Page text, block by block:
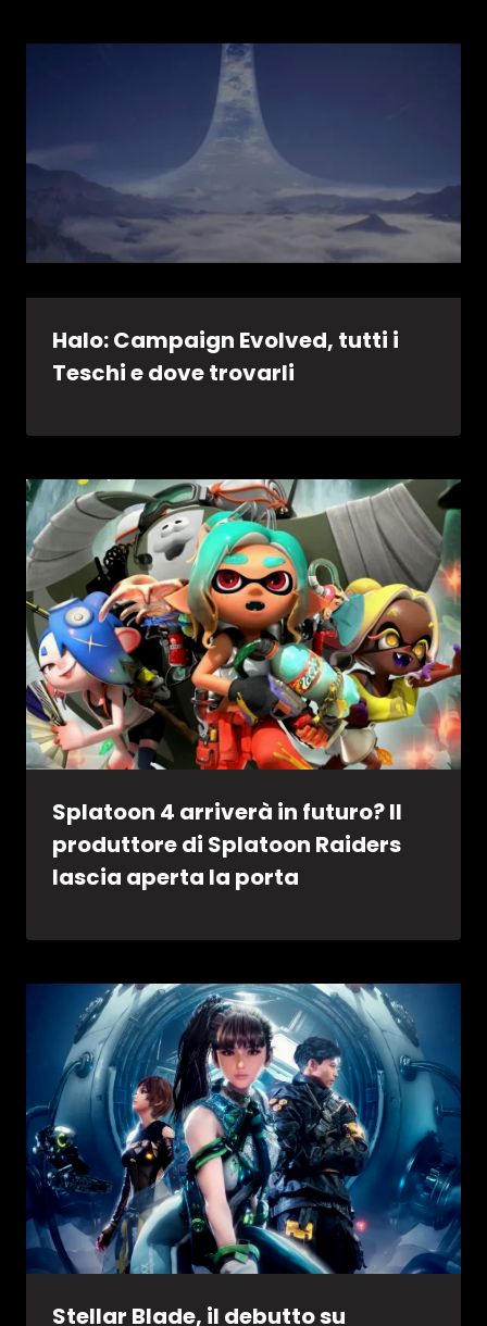
Halo: Campaign Evolved, tutti i
Teschi e dove trovarli
Splatoon 4 arriverà in futuro? Il
produttore di Splatoon Raiders
lascia aperta la porta
Stellar Blade, il debutto su